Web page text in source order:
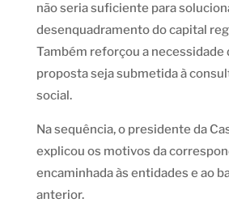
não seria suficiente para
desenquadramento do capital
Também reforçou a necessidade
proposta seja submetida à
social.
Na sequência, o presidente da
explicou os motivos da
encaminhada às entidades e ao
anterior.